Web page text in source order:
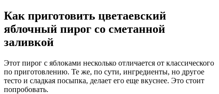
Как приготовить цветаевский
яблочный пирог со сметанной
заливкой
Этот пирог с яблоками несколько отличается от классического
по приготовлению. Те же, по сути, ингредиенты, но другое
тесто и сладкая посыпка, делает его еще вкуснее. Это стоит
попробовать.